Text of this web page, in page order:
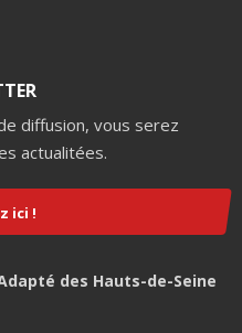
diffusion, vous serez
actualitées.
ici !
des Hauts-de-Seine